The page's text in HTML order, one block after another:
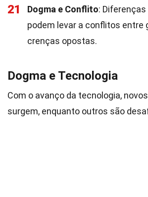
21 Dogma e Conflito:
podem levar a conflitos entre
crenças opostas.
Dogma e Tecnologia
Com o avanço da tecnologia,
surgem, enquanto outros são